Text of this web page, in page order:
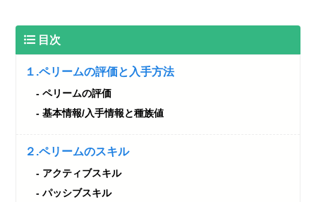
目次
１.ペリームの評価と入手方法
ペリームの評価
基本情報/入手情報と種族値
２.ペリームのスキル
アクティブスキル
パッシブスキル